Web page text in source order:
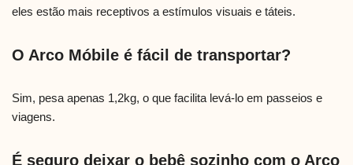
eles estão mais receptivos a estímulos visuais e táteis.
O Arco Móbile é fácil de transportar?
Sim, pesa apenas 1,2kg, o que facilita levá-lo em passeios e
viagens.
É seguro deixar o bebê sozinho com o Arco